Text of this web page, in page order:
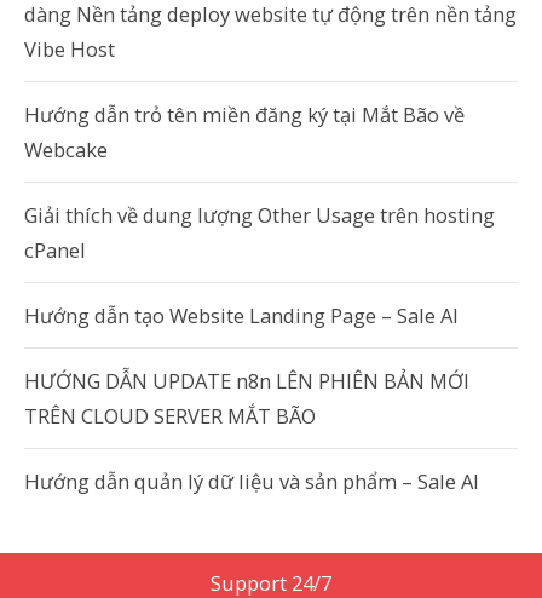
dàng Nền tảng deploy website tự động trên nền tảng
Vibe Host
Hướng dẫn trỏ tên miền đăng ký tại Mắt Bão về
Webcake
Giải thích về dung lượng Other Usage trên hosting
cPanel
Hướng dẫn tạo Website Landing Page – Sale AI
HƯỚNG DẪN UPDATE n8n LÊN PHIÊN BẢN MỚI
TRÊN CLOUD SERVER MẮT BÃO
Hướng dẫn quản lý dữ liệu và sản phẩm – Sale AI
Support 24/7